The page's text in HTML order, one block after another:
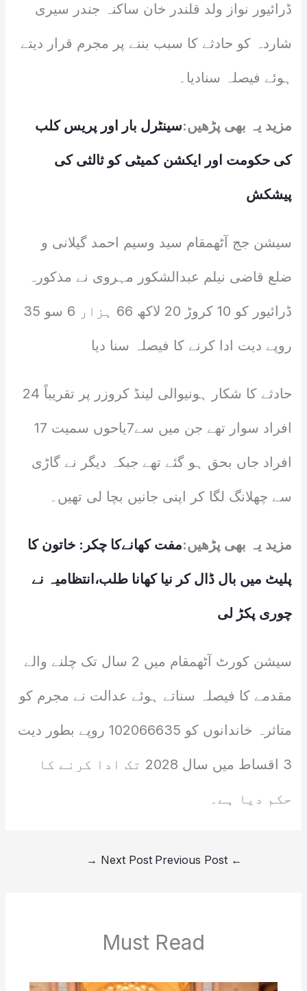
ڈرائیور نواز ولد قلندر خان ساکنہ جندر سیری
شاردہ کو حادثے کا سبب بننے پر مجرم قرار دیتے
ہوئے فیصلہ سنادیا۔
مزید یہ بھی پڑھیں:سینٹرل بار اور پریس کلب
کی حکومت اور ایکشن کمیٹی کو ثالثی کی
پیشکش
سیشن جج آٹھمقام سید وسیم احمد گیلانی و
ضلع قاضی نیلم عبدالشکور مہروی نے مذکورہ
ڈرائیور کو 10 کروڑ 20 لاکھ 66 ہزار 6 سو 35
روپے دیت ادا کرنے کا فیصلہ سنا دیا
حادثے کا شکار ہونیوالی لینڈ کروزر پر تقریباً 24
افراد سوار تھے جن میں سے7یاحوں سمیت 17
افراد جاں بحق ہو گئے تھے جبکہ دیگر نے گاڑی
سے چھلانگ لگا کر اپنی جانیں بچا لی تھیں۔
مزید یہ بھی پڑھیں:مفت کھانےکا چکر: خاتون کا
پلیٹ میں بال ڈال کر نیا کھانا طلب،انتظامیہ نے
چوری پکڑ لی
سیشن کورٹ آٹھمقام میں 2 سال تک چلنے والے
مقدمے کا فیصلہ سناتے ہوئے عدالت نے مجرم کو
متاثرہ خاندانوں کو 102066635 روپے بطور دیت
3 اقساط میں سال 2028 تک ادا کرنے کا
حکم دیا ہے۔
←
Next Post
→
Must Read